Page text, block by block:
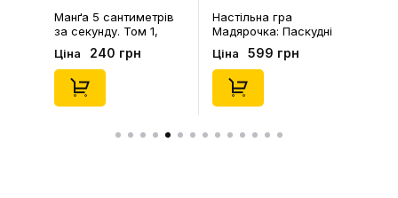
Манґа 5 сантиметрів
за секунду. Том 1,
(168810)
Ціна 240 грн
Настільна гра
Мадярочка: Паскудні
карти 2, (940245)
Ціна 599 грн